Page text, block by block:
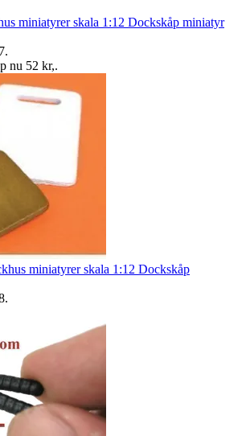
miniatyrer skala 1:12 Dockskåp miniatyr
.
nu 52 kr,.
miniatyrer skala 1:12 Dockskåp
.